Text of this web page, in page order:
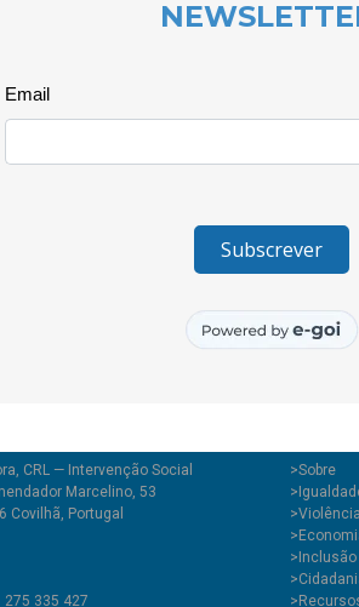
No
Rede
O
foram
CRL — Intervenção Social
Marcelino, 53
Covilhã, Portugal
335 427
>Sobre
>Inclusão